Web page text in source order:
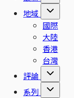
地域
國際
大陸
香港
台灣
評論
系列